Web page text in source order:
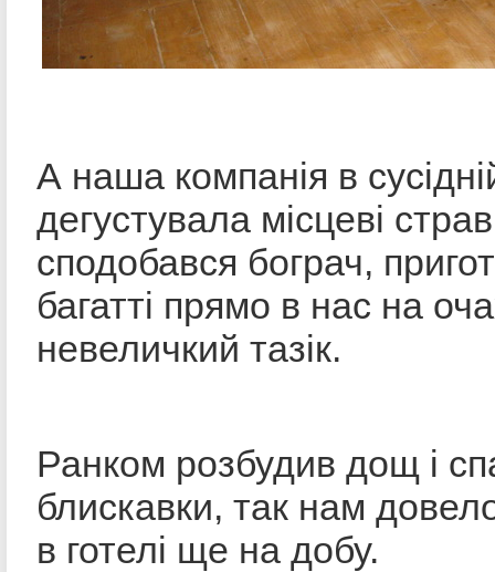
А наша компанія в
дегустувала місцеві
сподобався бограч,
багатті прямо в нас на
невеличкий тазік.
Ранком розбудив дощ і
блискавки, так нам
в готелі ще на добу.